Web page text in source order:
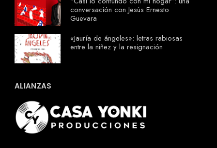
conversación con Jesús Ernesto
Guevara
«Jauría de ángeles»: letras rabiosas
entre la niñez y la resignación
ALIANZAS